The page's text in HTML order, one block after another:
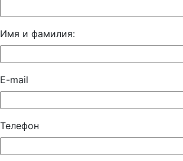
Имя и фамилия:
E-mail
Телефон